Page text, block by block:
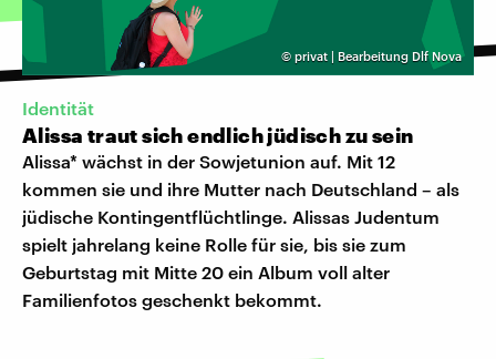
© privat | Bearbeitung Dlf Nova
Identität
Alissa traut sich endlich jüdisch zu sein
Alissa* wächst in der Sowjetunion auf. Mit 12
kommen sie und ihre Mutter nach Deutschland – als
jüdische Kontingentflüchtlinge. Alissas Judentum
spielt jahrelang keine Rolle für sie, bis sie zum
Geburtstag mit Mitte 20 ein Album voll alter
Familienfotos geschenkt bekommt.